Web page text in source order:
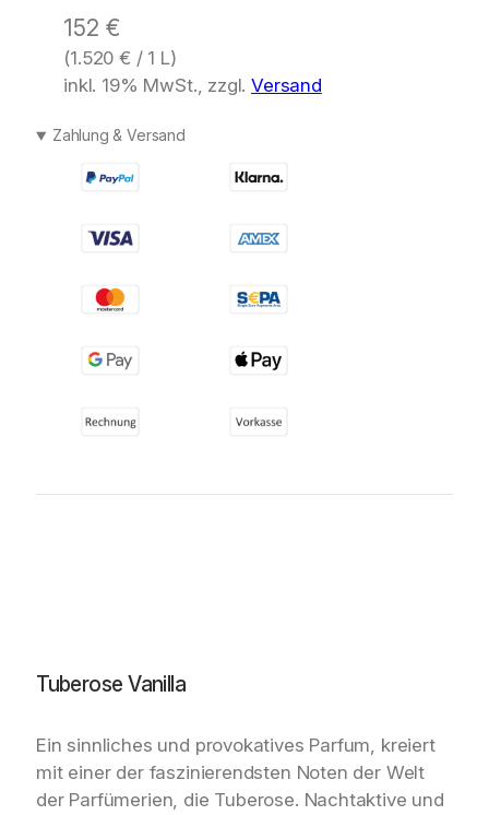
152 €
(1.520 € / 1 L)
inkl. 19% MwSt., zzgl.Versand
Zahlung & Versand
Tuberose Vanilla
Ein sinnliches und provokatives Parfum, kreiert
mit einer der faszinierendsten Noten der Welt
der Parfümerien, die Tuberose. Nachtaktive und